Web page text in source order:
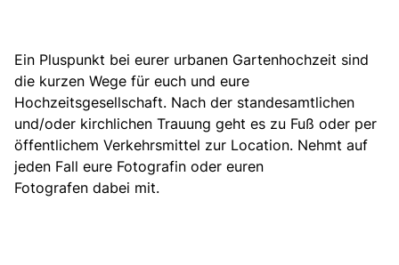
Ein Pluspunkt bei eurer urbanen Gartenhochzeit sind
die kurzen Wege für euch und eure
Hochzeitsgesellschaft. Nach der standesamtlichen
und/oder kirchlichen Trauung geht es zu Fuß oder per
öffentlichem Verkehrsmittel zur Location. Nehmt auf
jeden Fall eure Fotografin oder euren
Fotografen dabei mit.